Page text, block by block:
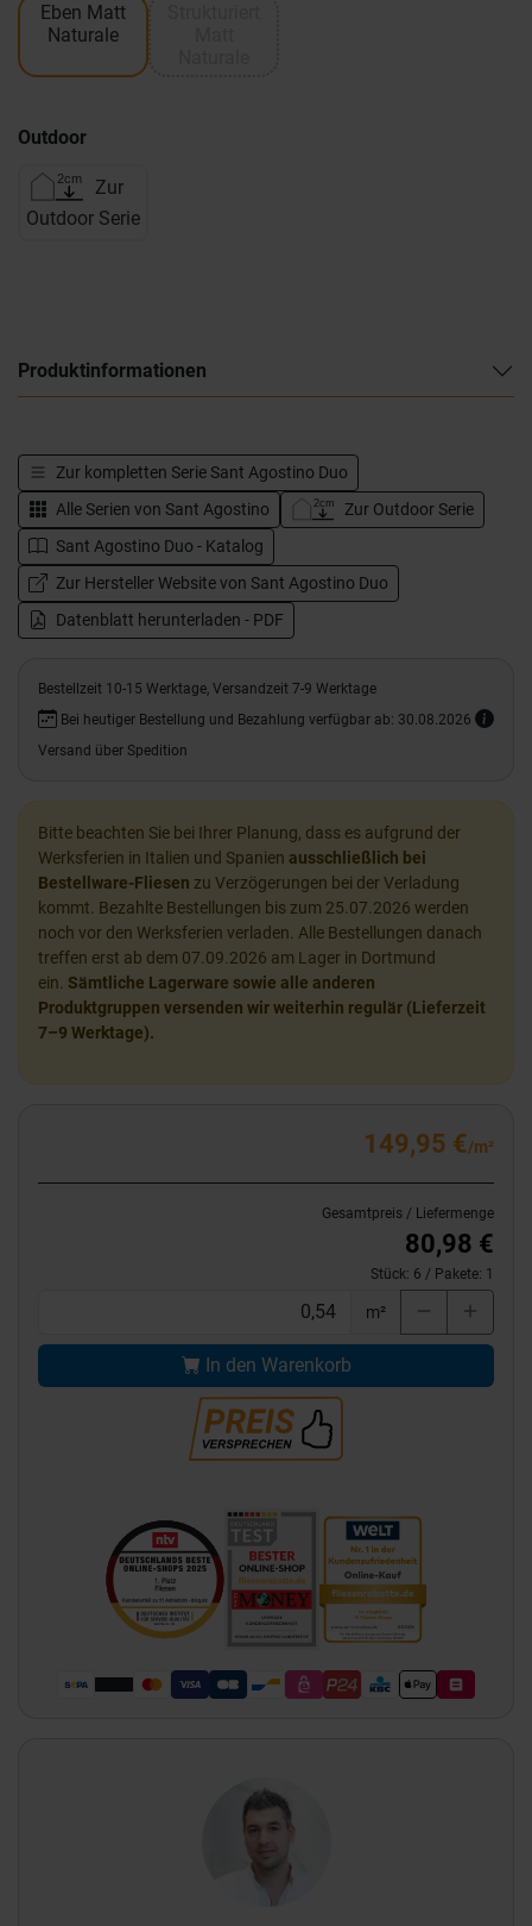
Eben Matt
Naturale
Outdoor
Zur
Outdoor Serie
Produktinformationen
Zur kompletten Serie Sant Agostino Duo
Alle Serien von Sant Agostino
Zur Outdoor Serie
Sant Agostino Duo - Katalog
Zur Hersteller Website von Sant Agostino Duo
Datenblatt herunterladen - PDF
Bestellzeit 10-15 Werktage, Versandzeit 7-9 Werktage
Bei heutiger Bestellung und Bezahlung verfügbar ab: 30.08.2026
Versand über Spedition
Bitte beachten Sie bei Ihrer Planung, dass es aufgrund der
Werksferien in Italien und Spanien ausschließlich bei
Bestellware-Fliesen zu Verzögerungen bei der Verladung
kommt. Bezahlte Bestellungen bis zum 25.07.2026 werden
noch vor den Werksferien verladen. Alle Bestellungen danach
treffen erst ab dem 07.09.2026 am Lager in Dortmund
ein. Sämtliche Lagerware sowie alle anderen
Produktgruppen versenden wir weiterhin regulär (Lieferzeit
7–9 Werktage).
149,95 €/m²
Gesamtpreis / Liefermenge
80,98 €
Stück: 6 / Pakete: 1
m²
In den Warenkorb